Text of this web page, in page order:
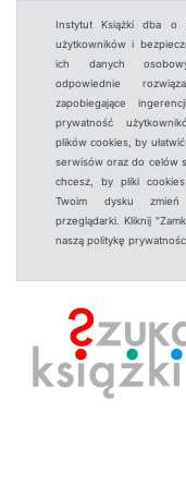
Instytut Książki dba o
użytkowników i
ich danych
odpowiednie
zapobiegające
prywatność
plików cookies, by
serwisów oraz do celów
chcesz, by pliki
Twoim dysku zmień
przeglądarki. Kliknij
naszą politykę